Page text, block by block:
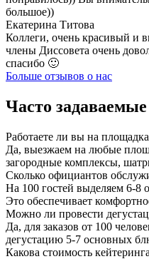
большое))
Екатерина Титова
Коллеги, очень красивый и
члены Диссовета очень
спасибо 🙂
Больше отзывов о нас
Часто
Работаете ли вы на
Да, выезжаем на любые
загородные комплексы,
Сколько официантов
На 100 гостей выделяем 6-8
Это обеспечивает
Можно ли провести
Да, для заказов от 100
дегустацию 5-7 основных
Какова стоимость